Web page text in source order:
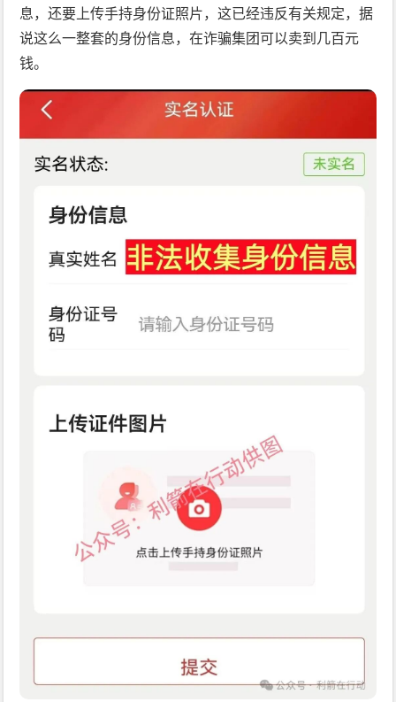
息，还要上传手持身份证照片，这已经违反有关规定，据
说这么一整套的身份信息，在诈骗集团可以卖到几百元
钱。